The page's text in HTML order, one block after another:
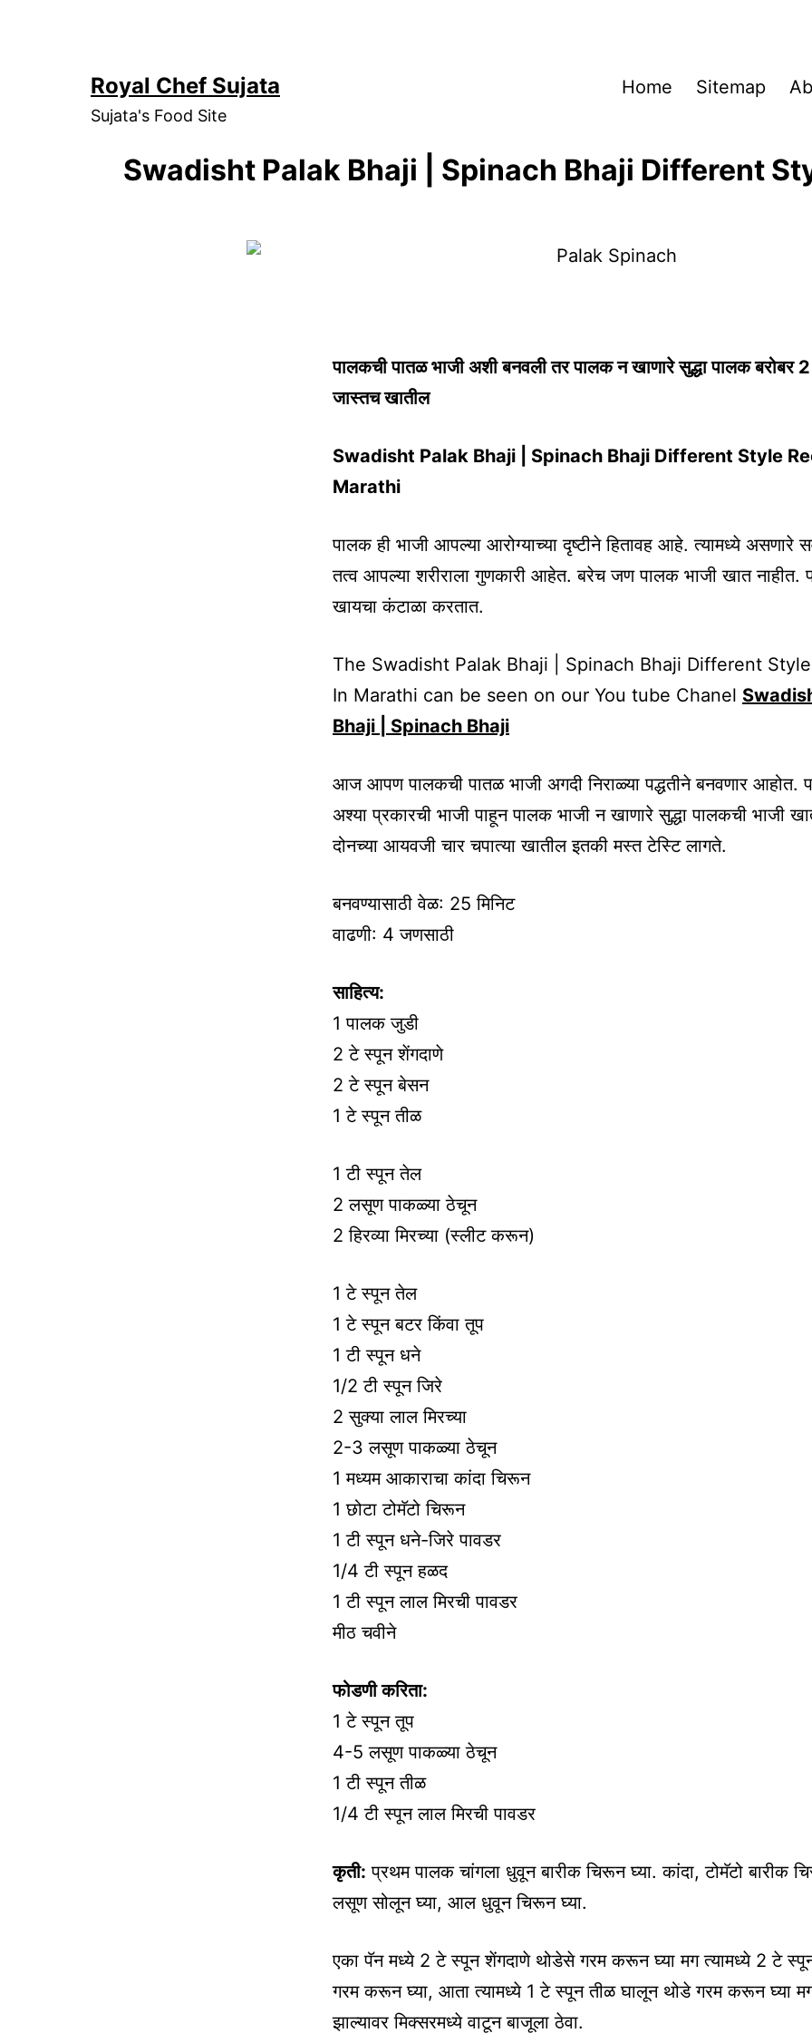
Royal Chef Sujata
Sujata's Food Site
Home Sitemap
Swadisht Palak Bhaji | Spinach Bhaji Different
पालकची पातळ भाजी अशी बनवली तर पालक न खाणारे सुद्धा पालक बरोबर 2
जास्तच खातील
Swadisht Palak Bhaji | Spinach Bhaji Different Style
Marathi
पालक ही भाजी आपल्या आरोग्याच्या दृष्टीने हितावह आहे. त्यामध्ये असणारे
तत्व आपल्या शरीराला गुणकारी आहेत. बरेच जण पालक भाजी खात नाहीत.
खायचा कंटाळा करतात.
The Swadisht Palak Bhaji | Spinach Bhaji Different
In Marathi can be seen on our You tube Chanel
Bhaji | Spinach Bhaji
आज आपण पालकची पातळ भाजी अगदी निराळ्या पद्धतीने बनवणार आहोत.
अश्या प्रकारची भाजी पाहून पालक भाजी न खाणारे सुद्धा पालकची भाजी
दोनच्या आयवजी चार चपात्या खातील इतकी मस्त टेस्टि लागते.
बनवण्यासाठी वेळ: 25 मिनिट
वाढणी: 4 जणसाठी
साहित्य:
1 पालक जुडी
2 टे स्पून शेंगदाणे
2 टे स्पून बेसन
1 टे स्पून तीळ
1 टी स्पून तेल
2 लसूण पाकळ्या ठेचून
2 हिरव्या मिरच्या (स्लीट करून)
1 टे स्पून तेल
1 टे स्पून बटर किंवा तूप
1 टी स्पून धने
1/2 टी स्पून जिरे
2 सुक्या लाल मिरच्या
2-3 लसूण पाकळ्या ठेचून
1 मध्यम आकाराचा कांदा चिरून
1 छोटा टोमॅटो चिरून
1 टी स्पून धने-जिरे पावडर
1/4 टी स्पून हळद
1 टी स्पून लाल मिरची पावडर
मीठ चवीने
फोडणी करिता:
1 टे स्पून तूप
4-5 लसूण पाकळ्या ठेचून
1 टी स्पून तीळ
1/4 टी स्पून लाल मिरची पावडर
कृती: प्रथम पालक चांगला धुवून बारीक चिरून घ्या. कांदा, टोमॅटो बारीक
लसूण सोलून घ्या, आल धुवून चिरून घ्या.
एका पॅन मध्ये 2 टे स्पून शेंगदाणे थोडेसे गरम करून घ्या मग त्यामध्ये 2 टे
गरम करून घ्या, आता त्यामध्ये 1 टे स्पून तीळ घालून थोडे गरम करून घ्या
झाल्यावर मिक्सरमध्ये वाटून बाजूला ठेवा.